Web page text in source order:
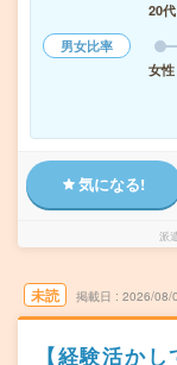
20代
男女比率
女性
気になる!
派
未読 掲載日 2026/08/
【経験活か